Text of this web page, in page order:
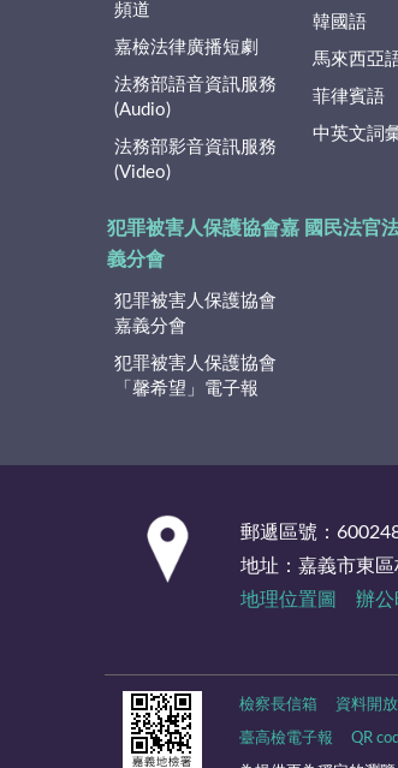
頻道
嘉檢法律廣播短劇
法務部語音資訊服務
(Audio)
法務部影音資訊服務
(Video)
韓國語
馬來西亞
菲律賓語
中英文詞
犯罪被害人保護協會嘉
義分會
犯罪被害人保護協會
嘉義分會
犯罪被害人保護協會
「馨希望」電子報
國民法官
郵遞區號：
地址：嘉義市東
地理位置圖
辦公
檢察長信箱 資料開
臺高檢電子報 QR